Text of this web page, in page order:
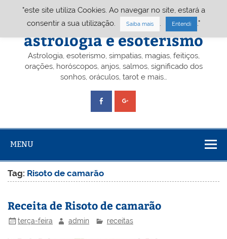
Portal A&E – Portal
astrologia e esoterismo
Astrologia, esoterismo, simpatias, magias, feitiços,
orações, horóscopos, anjos, salmos, significado dos
sonhos, oráculos, tarot e mais…
MENU
Tag: Risoto de camarão
Receita de Risoto de camarão
terça-feira admin receitas
"este site utiliza Cookies. Ao navegar no site, estará a
consentir a sua utilização.
Saiba mais Entendi ."